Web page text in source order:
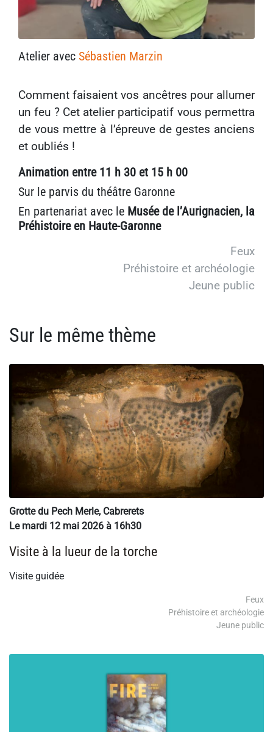
Atelier avec Sébastien Marzin
Comment faisaient vos ancêtres pour allumer
un feu ? Cet atelier participatif vous permettra
de vous mettre à l’épreuve de gestes anciens
et oubliés !
Animation entre 11 h 30 et 15 h 00
Sur le parvis du théâtre Garonne
En partenariat avec le Musée de l’Aurignacien, la
Préhistoire en Haute-Garonne
Feux
Préhistoire et archéologie
Jeune public
Sur le même thème
Grotte du Pech Merle, Cabrerets
Le mardi 12 mai 2026 à 16h30
Visite à la lueur de la torche
Visite guidée
Feux
Préhistoire et archéologie
Jeune public